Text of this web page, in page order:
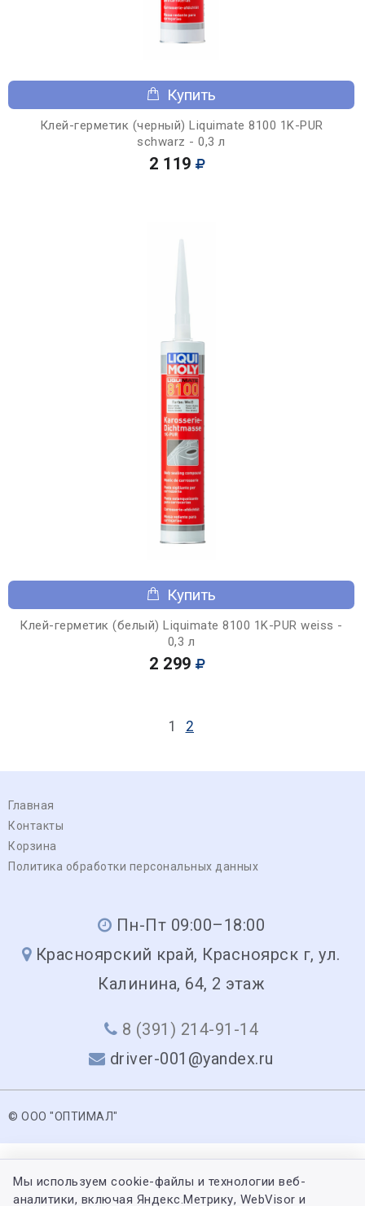
Купить
Клей-герметик (черный) Liquimate 8100 1K-PUR
schwarz - 0,3 л
2 119
Купить
Клей-герметик (белый) Liquimate 8100 1K-PUR weiss -
0,3 л
2 299
1 2
Главная
Контакты
Корзина
Политика обработки персональных данных
Пн-Пт 09:00–18:00
Красноярский край, Красноярск г, ул.
Калинина, 64, 2 этаж
8 (391) 214-91-14
driver-001@yandex.ru
© ООО "ОПТИМАЛ"
Мы используем cookie-файлы и технологии веб-
аналитики, включая Яндекс.Метрику, WebVisor и